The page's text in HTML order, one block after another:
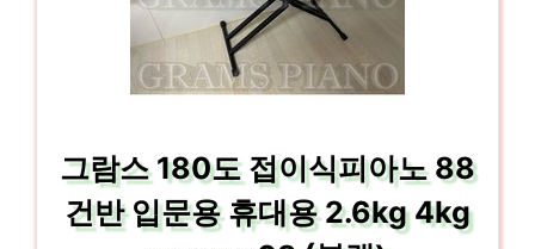
그람스 180도 접이식피아노 88
건반 입문용 휴대용 2.6kg 4kg